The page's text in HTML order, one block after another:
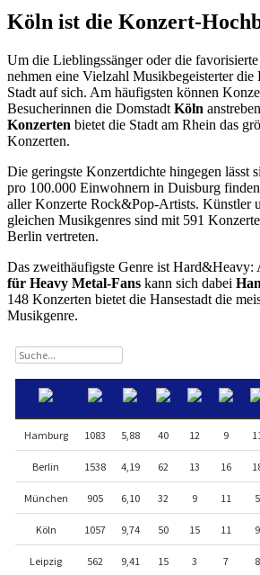
Köln ist die Konzert-
Um die Lieblingssänger oder die
nehmen eine Vielzahl Musikbegeisterter die
Stadt auf sich. Am häufigsten können
Besucherinnen die Domstadt Köln
Konzerten bietet die Stadt am Rhein das
Konzerten.
Die geringste Konzertdichte hingegen lässt
pro 100.000 Einwohnern in Duisburg
aller Konzerte Rock&Pop-Artists. Künstler
gleichen Musikgenres sind mit 591
Berlin vertreten.
Das zweithäufigste Genre ist Hard&Heavy:
für Heavy Metal-Fans kann sich dabei
148 Konzerten bietet die Hansestadt die
Musikgenre.